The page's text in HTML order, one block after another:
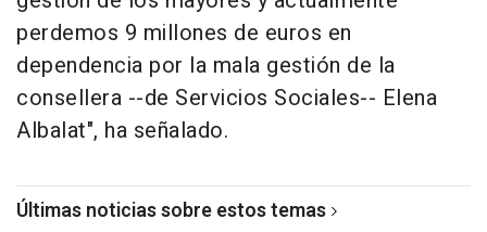
perdemos 9 millones de euros en
dependencia por la mala gestión de la
consellera --de Servicios Sociales-- Elena
Albalat", ha señalado.
Últimas noticias sobre estos temas